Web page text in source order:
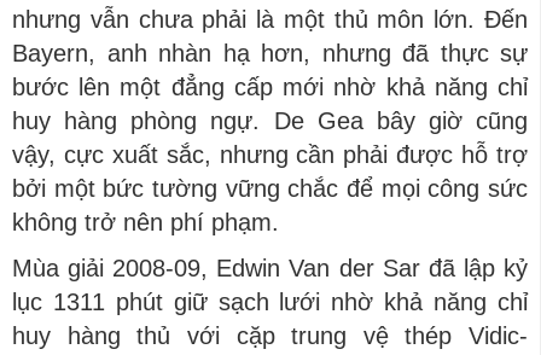
nhưng vẫn chưa phải là một thủ môn lớn. Đến
Bayern, anh nhàn hạ hơn, nhưng đã thực sự
bước lên một đẳng cấp mới nhờ khả năng chỉ
huy hàng phòng ngự. De Gea bây giờ cũng
vậy, cực xuất sắc, nhưng cần phải được hỗ trợ
bởi một bức tường vững chắc để mọi công sức
không trở nên phí phạm.
Mùa giải 2008-09, Edwin Van der Sar đã lập kỷ
lục 1311 phút giữ sạch lưới nhờ khả năng chỉ
huy hàng thủ với cặp trung vệ thép Vidic-